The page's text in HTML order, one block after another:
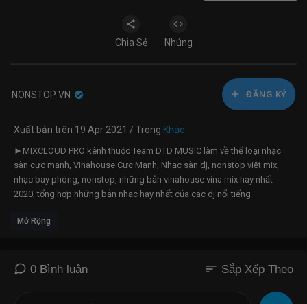
Chia Sẻ Nhúng
NONSTOP VN ĐĂNG KÝ
Xuất bản trên 19 Apr 2021 / Trong Khác
►MIXCLOUD PRO kênh thuộc Team DTD MUSIC làm về thể loại nhạc
sàn cực mạnh, Vinahouse Cực Mạnh, Nhạc sàn dj, nonstop việt mix,
nhạc bay phòng, nonstop, những bản vinahouse vina mix hay nhất
2020, tổng hợp những bản nhạc hay nhất của các dj nổi tiếng
►Ủng hộ cho Admin 10.000đ :
Q0ePMvJpeqNWMP3:
https://link.sanbayviet.com/VnaZvyD
Mở Rộng
0 Bình luận sort Sắp Xếp Theo